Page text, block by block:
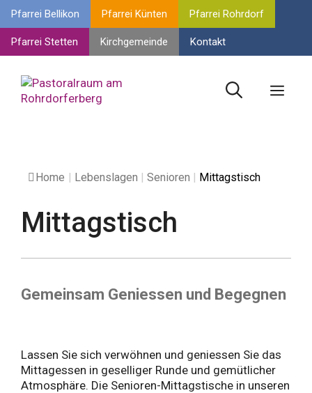
Springe
Inhalt
Pfarrei Bellikon Pfarrei Künten Pfarrei Rohrdorf
Pfarrei Stetten Kirchgemeinde Kontakt
Home | Lebenslagen | Senioren | Mittagstisch
Mittagstisch
Gemeinsam Geniessen und Begegnen
Lassen Sie sich verwöhnen und geniessen Sie das
Mittagessen in geselliger Runde und gemütlicher
Atmosphäre. Die Senioren-Mittagstische in unseren